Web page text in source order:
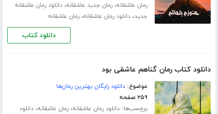
رمان عاشقانه،رمان جدید عاشقانه،دانلود رمان عاشقانه
جدید،دانلود رمان عاشقانه،رمان عاشقانه
دانلود کتاب
دانلود کتاب رمان گناهم عاشقی بود
موضوع:دانلود رایگان بهترین رمان‌ها
۲۵۹ صفحه
برچسب‌ها:دانلود رمان عاشقانه،رمان عاشقانه،دانلود